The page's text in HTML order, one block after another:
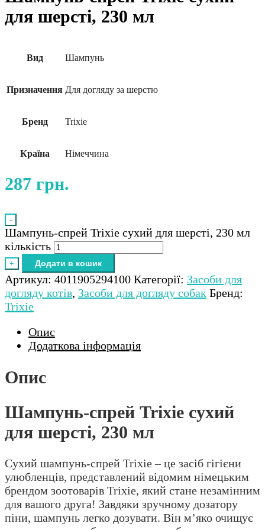
для шерсті, 230 мл
Вид Шампунь
Призначення Для догляду за шерстю
Бренд Trixie
Країна Німеччина
287 грн.
-
Шампунь-спрей Trixie сухий для шерсті, 230 мл
кількість
+ Додати в кошик
Артикул: 4011905294100 Категорії: Засоби для
догляду котів, Засоби для догляду собак Бренд:
Trixie
Опис
Додаткова інформація
Опис
Шампунь-спрей Trixie сухий
для шерсті, 230 мл
Сухий шампунь-спрей Trixie – це засіб гігієни
улюбленців, представлений відомим німецьким
брендом зоотоварів Trixie, який стане незамінним
для вашого друга! Завдяки зручному дозатору
піни, шампунь легко дозувати. Він м’яко очищує